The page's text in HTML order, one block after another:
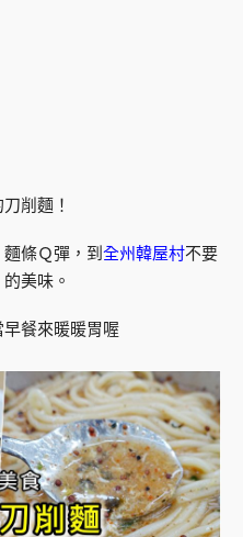
削麵！
條Ｑ彈，到 全州韓屋村不要
美味。
餐來暖暖胃喔